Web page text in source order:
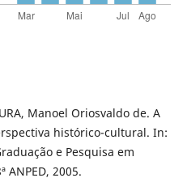
Manoel Oriosvaldo de. A
histórico-cultural. In:
e Pesquisa em
ANPED, 2005.